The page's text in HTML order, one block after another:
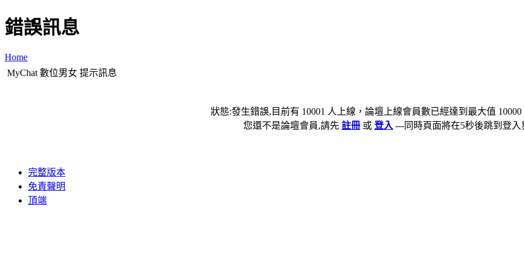
錯誤訊息
Home
MyChat 數位男女 提示訊息
狀態:發生錯誤,目前有 10001 人上線，論壇上線會員數已經達到最大值
您還不是論壇會員,請先 註冊 或 登入 ---同時頁面將在5秒後跳到登入
完整版本
免責聲明
頂端